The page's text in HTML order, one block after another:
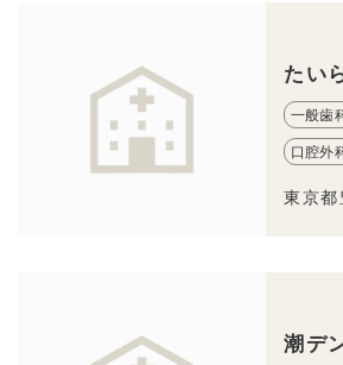
たい
一般歯
口腔外
東京都
潮デ